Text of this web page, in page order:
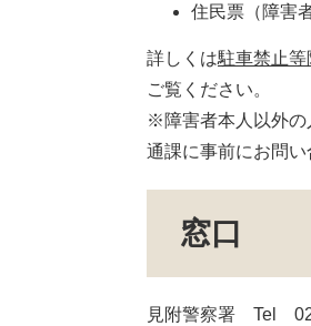
住民票（障害
詳しくは駐車禁止
ご覧ください。
※障害者本人以外の
通課に事前にお問い
窓口
見附警察署 Tel